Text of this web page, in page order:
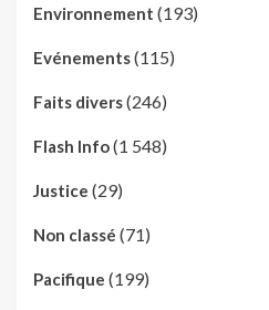
Environnement (193)
Evénements(115)
Faits divers(246)
Flash Info(1 548)
Justice (29)
Non classé (71)
Pacifique (199)